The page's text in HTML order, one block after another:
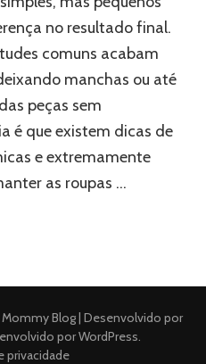
no resultado final.
comuns acabam
manchas ou até
peças sem
é que existem dicas de
e extremamente
as roupas …
Blog | Desenvolvido por
porWordPress.
privacidade